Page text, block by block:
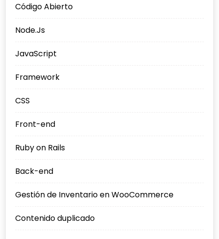
Código Abierto
Node.Js
JavaScript
Framework
CSS
Front-end
Ruby on Rails
Back-end
Gestión de Inventario en WooCommerce
Contenido duplicado